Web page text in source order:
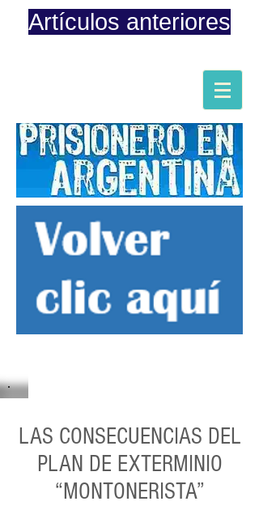
Artículos anteriores
LAS CONSECUENCIAS DEL
PLAN DE EXTERMINIO
“MONTONERISTA”